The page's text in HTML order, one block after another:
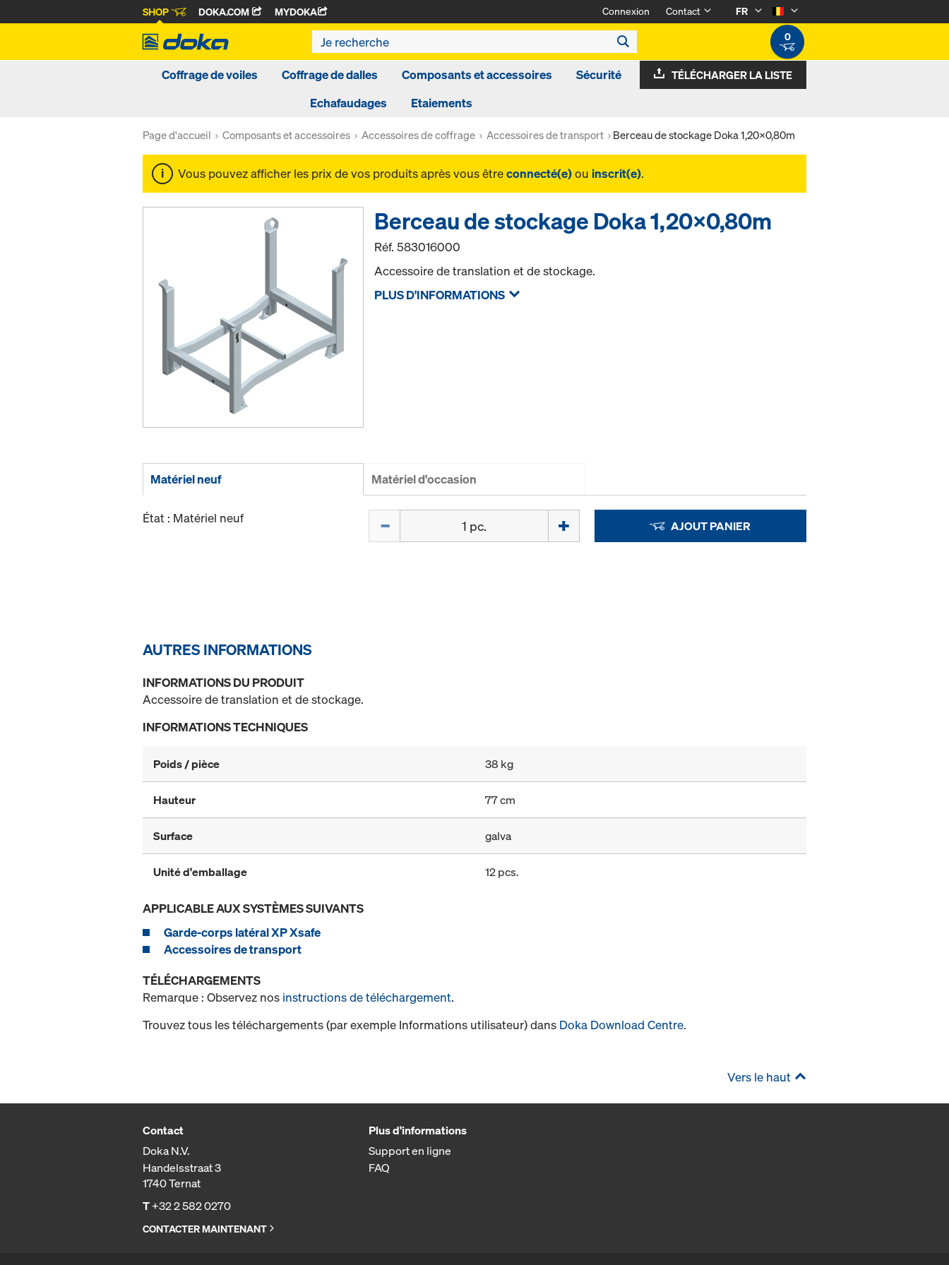
SHOP DOKA.COM MYDOKA Connexion Contact
FR
0
Coffrage de voiles Coffrage de dalles Composants et accessoires
Sécurité
Echafaudages
Etaiements
TÉLÉCHARGER LA LISTE
Page d'accueil Composants et accessoires Accessoires de coffrage Accessoires de transport Berceau de stockage Doka 1,20x0,80m
Vous pouvez afficher les prix de vos produits après vous êtreconnecté(e)ou inscrit(e).
Berceau de stockage Doka 1,20x0,80m
Réf.583016000
Accessoire de translation et de stockage.
PLUS D'INFORMATIONS
Matériel neuf Matériel d'occasion
État : Matériel neuf AJOUT PANIER
AUTRES INFORMATIONS
INFORMATIONS DU PRODUIT
Accessoire de translation et de stockage.
INFORMATIONS TECHNIQUES
Poids / pièce 38 kg
Hauteur 77 cm
Surface galva
Unité d'emballage 12 pcs.
APPLICABLE AUX SYSTÈMES SUIVANTS
Garde-corps latéral XP Xsafe
Accessoires de transport
TÉLÉCHARGEMENTS
Remarque : Observez nos instructions de téléchargement.
Trouvez tous les téléchargements (par exemple Informations utilisateur) dans Doka Download Centre.
Vers le haut
Contact
Doka N.V.
Handelsstraat 3
1740 Ternat
T+32 2 582 0270
CONTACTER MAINTENANT
Plus d'informations
Support en ligne
FAQ